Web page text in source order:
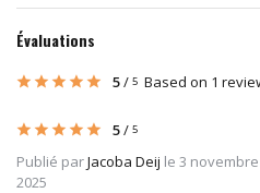
Évaluations
5/ 5 Based on 1
5/ 5
Publié parJacoba Deij le 3 novembre
2025